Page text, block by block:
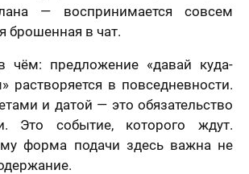
— воспринимается совсем
брошенная в чат.
чём: предложение «давай куда-
растворяется в повседневности.
и датой — это обязательство
Это событие, которого ждут.
форма подачи здесь важна не